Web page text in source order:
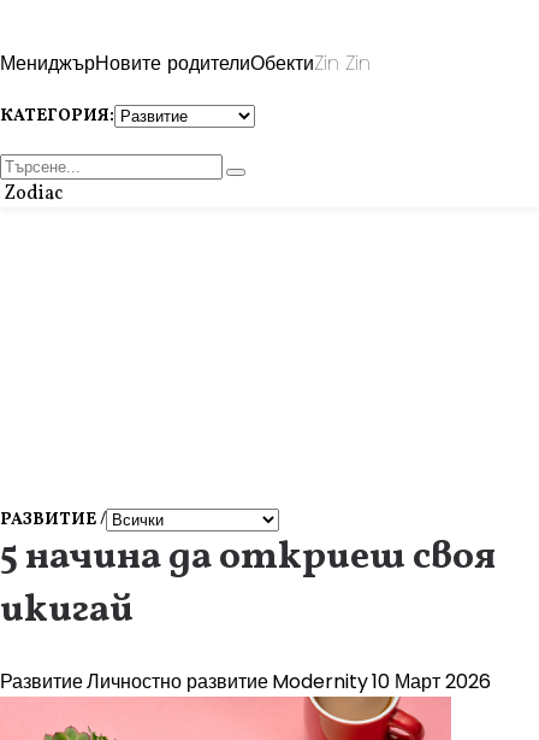
МениджърНовите родителиОбектиZin Zin
КАТЕГОРИЯ:
Zodiac
РАЗВИТИЕ /
5 начина да откриеш своя
икигай
РазвитиеЛичностно развитиеModernity10 Март 2026